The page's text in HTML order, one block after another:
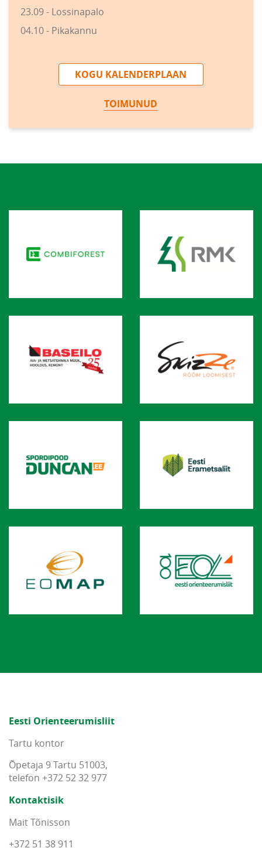
23.09 - Lossinapalo
04.10 - Pikakannu
KOGU KALENDERPLAAN
TOIMUNUD
Eesti Orienteerumisliit
Tartu kontor
Õpetaja 9 Tartu 51003,
telefon +372 52 32 977
Kontaktisik
Mait Tõnisson
+372 51 38 911